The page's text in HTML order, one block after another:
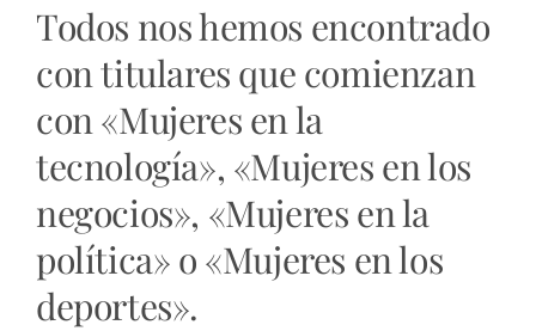
Todos nos hemos encontrado
con titulares que comienzan
con «Mujeres en la
tecnología», «Mujeres en los
negocios», «Mujeres en la
política» o «Mujeres en los
deportes».